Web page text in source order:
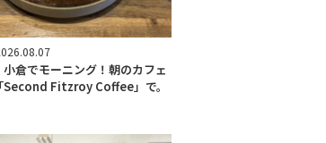
小倉でモーニング！朝のカフェ
Second Fitzroy Coffee」で。